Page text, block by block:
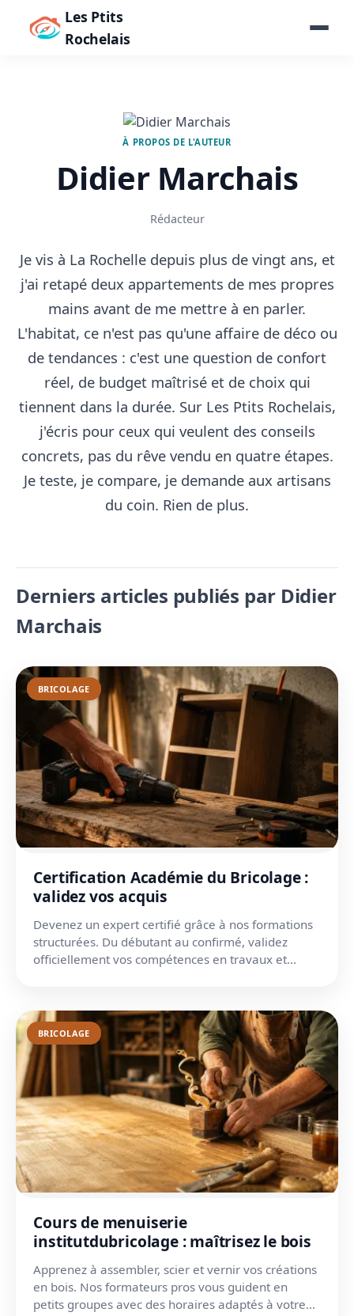
Les Ptits
Rochelais
À PROPOS DE L'AUTEUR
Didier Marchais
Rédacteur
Je vis à La Rochelle depuis plus de vingt ans, et
j'ai retapé deux appartements de mes propres
mains avant de me mettre à en parler.
L'habitat, ce n'est pas qu'une affaire de déco ou
de tendances : c'est une question de confort
réel, de budget maîtrisé et de choix qui
tiennent dans la durée. Sur Les Ptits Rochelais,
j'écris pour ceux qui veulent des conseils
concrets, pas du rêve vendu en quatre étapes.
Je teste, je compare, je demande aux artisans
du coin. Rien de plus.
Derniers articles publiés par Didier
Marchais
BRICOLAGE
Certification Académie du Bricolage :
validez vos acquis
Devenez un expert certifié grâce à nos formations
structurées. Du débutant au confirmé, validez
officiellement vos compétences en travaux et
BRICOLAGE
Cours de menuiserie
institutdubricolage : maîtrisez le bois
Apprenez à assembler, scier et vernir vos créations
en bois. Nos formateurs pros vous guident en
petits groupes avec des horaires adaptés à votre